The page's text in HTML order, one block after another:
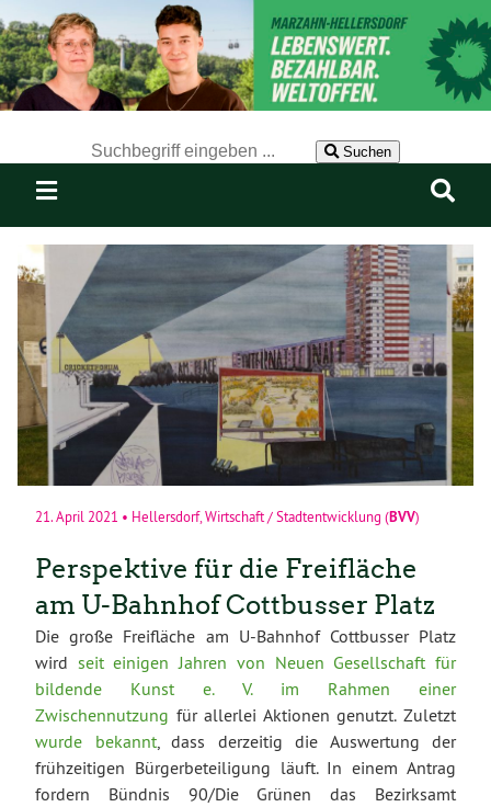
Suchen
21. April 2021 • Hellersdorf, Wirtschaft / Stadtentwicklung (BVV)
Perspektive für die Freifläche
am U-Bahnhof Cottbusser Platz
Die große Freifläche am U-Bahnhof Cottbusser Platz
wird seit einigen Jahren von Neuen Gesellschaft für
bildende Kunst e. V. im Rahmen einer
Zwischennutzung für allerlei Aktionen genutzt. Zuletzt
wurde bekannt, dass derzeitig die Auswertung der
frühzeitigen Bürgerbeteiligung läuft. In einem Antrag
fordern Bündnis 90/Die Grünen das Bezirksamt